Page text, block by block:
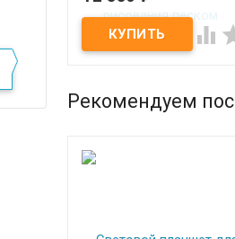
Световой стол для
рисования песком

Рекомендуем